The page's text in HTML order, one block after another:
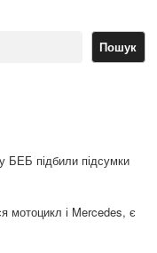
Пошук
БЕБ підбили підсумки
мотоцикл і Mercedes, є